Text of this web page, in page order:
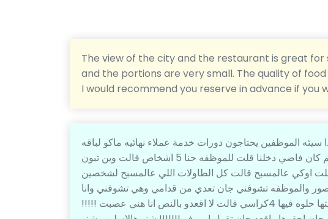
The view of the city and the restaurant is great for
and the portions are very small. The quality of
I would recommend you reserve in advance if you
الموظفين يحتاجون دورات خدمة عملاء نهائيه ماكو لباقه
???????????????????????? المطعم كان فاضي دخلنا قلت للموظفه حنا 5 اشخاص قالت وين تبون
الروف مايصير 5 اشخاص قلت اوكي عالمسبح قالت كل الطاولات اللي عالمسبح لشخصين
والموظفه تشوفني جان تعدي من قدامي وهي تشوفني وانا
اصور !!!! صعدنا فوق نبي نقعد بطاوله اطلالتها حلوه فيها 4كراسي قالت لا اقعدو بالنص انا هني عصبت !!!!!